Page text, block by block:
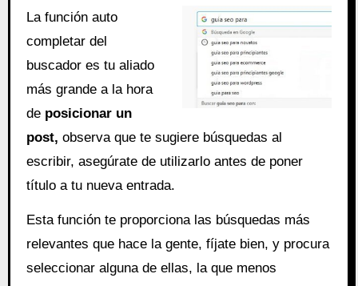
La función auto
completar del
buscador es tu aliado
más grande a la hora
deposicionar un
post, observa que te sugiere búsquedas al
escribir, asegúrate de utilizarlo antes de poner
título a tu nueva entrada.
Esta función te proporciona las búsquedas más
relevantes que hace la gente, fíjate bien, y procura
seleccionar alguna de ellas, la que menos